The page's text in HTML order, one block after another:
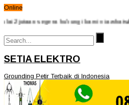
Online
segera hubungi kami via whatsApp
SETIA ELEKTRO
Grounding Petir Terbaik di Indonesia